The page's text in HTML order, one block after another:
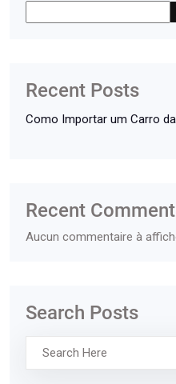
Recent Posts
Como Importar um Carro
Recent
Aucun commentaire à
Search Posts